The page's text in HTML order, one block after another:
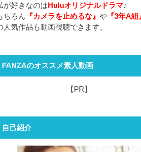
が好きなのは Huluオリジナルドラマ♪
ちろん 『カメラを止めるな』 や 『3年A組
人気作品も動画視聴できます。
FANZAのオススメ素人動画
【PR】
自己紹介